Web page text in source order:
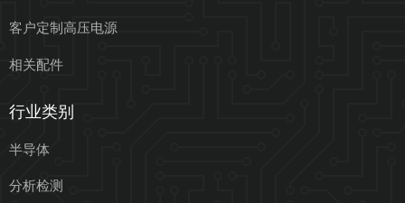
客户定制高压电源
相关配件
行业类别
半导体
分析检测